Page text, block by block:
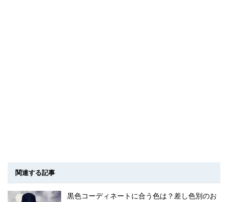
関連する記事
黒色コーディネートに合う色は？差し色別のお